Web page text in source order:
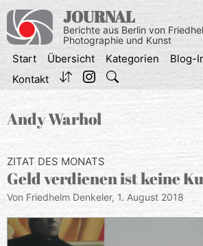
Inhalt
springen
JOURNAL
Berichte aus Berlin von
Photographie und Kunst
Start Übersicht Kategorien Blog-
Kontakt
Andy Warhol
ZITAT DES MONATS
Geld verdienen ist keine
Von Friedhelm Denkeler, 1. August 2018